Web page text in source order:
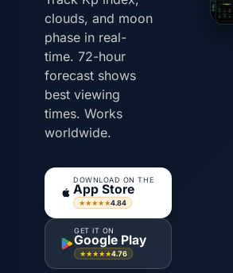
clouds, and moon
phase in real-
time. 72-hour
forecast shows
best viewing
times. Works
worldwide.
DOWNLOAD ON THE
App Store
★★★★★4.84
GET IT ON
Google Play
★★★★★4.76